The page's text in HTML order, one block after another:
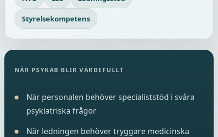
Styrelsekompetens
NÄR PSYKAB BLIR VÄRDEFULLT
När personalen behöver specialiststöd i svåra
psykiatriska frågor
När ledningen behöver tryggare medicinska